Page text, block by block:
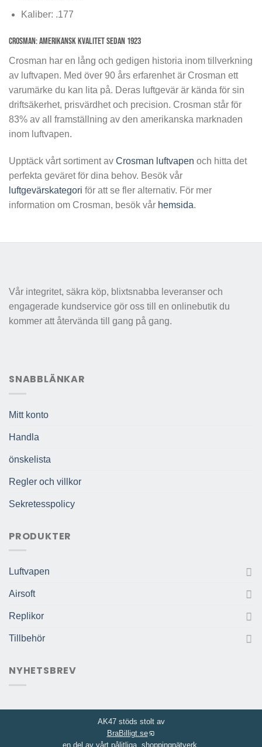
Kaliber: .177
Crosman: Amerikansk kvalitet sedan 1923
Crosman har en lång och gedigen historia inom tillverkning
av luftvapen. Med över 90 års erfarenhet är Crosman ett
varumärke du kan lita på. Deras luftgevär är kända för sin
driftsäkerhet, prisvärdhet och precision. Crosman står för
83% av all framställning av den amerikanska marknaden
inom luftvapen.
Upptäck vårt sortiment av Crosman luftvapen och hitta det
perfekta geväret för dina behov. Besök vår
luftgevärskategori för att se fler alternativ. För mer
information om Crosman, besök vår hemsida.
Vår integritet, säkra köp, blixtsnabba leveranser och
engagerade kundservice gör oss till en onlinebutik du
kommer att återvända till gang på gang.
SNABBLÄNKAR
Mitt konto
Handla
önskelista
Regler och villkor
Sekretesspolicy
PRODUKTER
Luftvapen
Airsoft
Replikor
Tillbehör
NYHETSBREV
AK47 stöds stolt av
BraBilligt.se
en del av vårt pålitliga shoppingnätverk.